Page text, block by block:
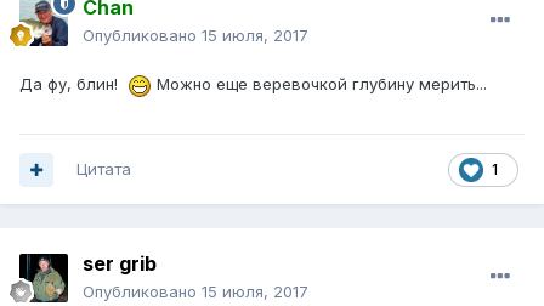
Chan
Опубликовано 15 июля, 2017
Да фу, блин! Можно еще веревочкой глубину мерить...
1
Цитата
ser grib
Опубликовано 15 июля, 2017